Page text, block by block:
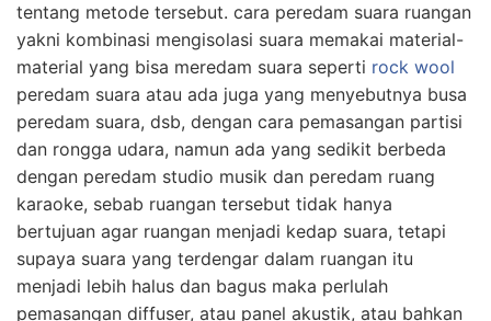
tentang metode tersebut. cara peredam suara ruangan
yakni kombinasi mengisolasi suara memakai material-
material yang bisa meredam suara seperti rock wool
peredam suara atau ada juga yang menyebutnya busa
peredam suara, dsb, dengan cara pemasangan partisi
dan rongga udara, namun ada yang sedikit berbeda
dengan peredam studio musik dan peredam ruang
karaoke, sebab ruangan tersebut tidak hanya
bertujuan agar ruangan menjadi kedap suara, tetapi
supaya suara yang terdengar dalam ruangan itu
menjadi lebih halus dan bagus maka perlulah
pemasangan diffuser, atau panel akustik, atau bahkan